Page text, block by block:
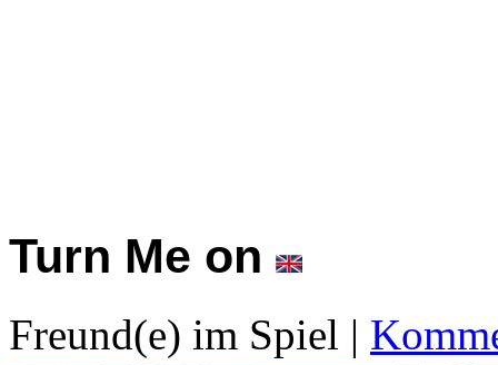
Turn Me on
Freund(e) im Spiel |